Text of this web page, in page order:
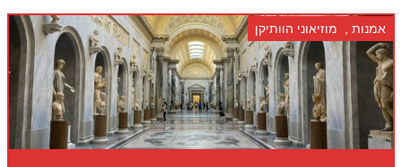
אמנות מוזיאוני הוותיקן